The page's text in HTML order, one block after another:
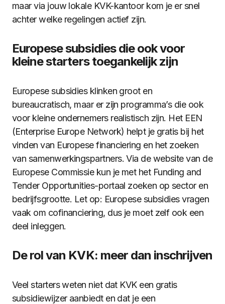
maar via jouw lokale KVK-kantoor kom je er snel
achter welke regelingen actief zijn.
Europese subsidies die ook voor
kleine starters toegankelijk zijn
Europese subsidies klinken groot en
bureaucratisch, maar er zijn programma’s die ook
voor kleine ondernemers realistisch zijn. Het EEN
(Enterprise Europe Network) helpt je gratis bij het
vinden van Europese financiering en het zoeken
van samenwerkingspartners. Via de website van de
Europese Commissie kun je met het Funding and
Tender Opportunities-portaal zoeken op sector en
bedrijfsgrootte. Let op: Europese subsidies vragen
vaak om cofinanciering, dus je moet zelf ook een
deel inleggen.
De rol van KVK: meer dan inschrijven
Veel starters weten niet dat KVK een gratis
subsidiewijzer aanbiedt en dat je een